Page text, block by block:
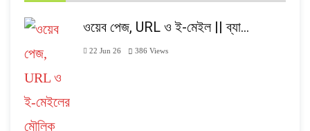
ওয়েব পেজ, URL ও ই-মেইল || ব্যা…
22 Jun 26 386 Views